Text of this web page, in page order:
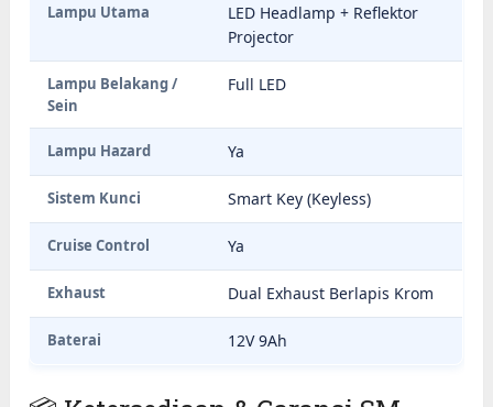
Lampu Utama
LED Headlamp + Reflektor
Projector
Lampu Belakang /
Sein
Full LED
Lampu Hazard Ya
Sistem Kunci Smart Key (Keyless)
Cruise Control Ya
Exhaust Dual Exhaust Berlapis Krom
Baterai 12V 9Ah